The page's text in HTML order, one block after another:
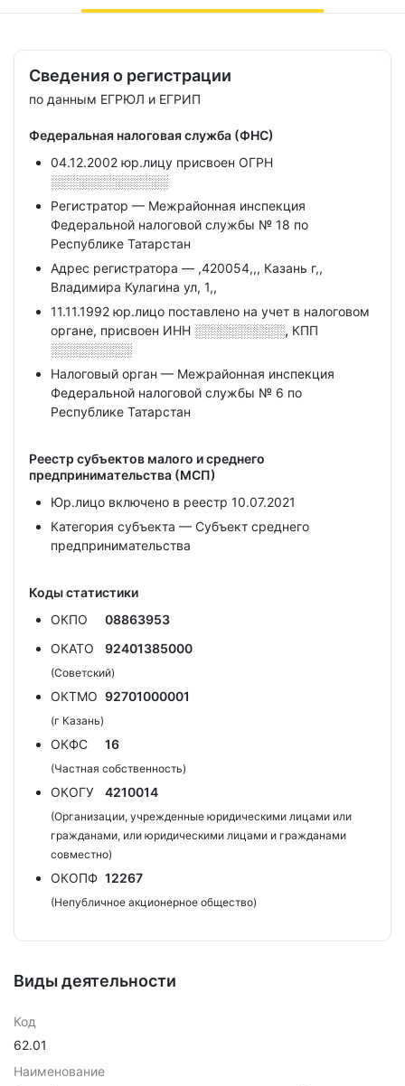
Сведения о регистрации
по данным ЕГРЮЛ и ЕГРИП
Федеральная налоговая служба (ФНС)
04.12.2002 юр.лицу присвоен ОГРН
░░░░░░░░░░░░░
Регистратор — Межрайонная инспекция
Федеральной налоговой службы № 18 по
Республике Татарстан
Адрес регистратора — ,420054,,, Казань г,,
Владимира Кулагина ул, 1,,
11.11.1992 юр.лицо поставлено на учет в налоговом
органе, присвоен ИНН ░░░░░░░░░░, КПП
░░░░░░░░░
Налоговый орган — Межрайонная инспекция
Федеральной налоговой службы № 6 по
Республике Татарстан
Реестр субъектов малого и среднего
предпринимательства (МСП)
Юр.лицо включено в реестр 10.07.2021
Категория субъекта — Субъект среднего
предпринимательства
Коды статистики
ОКПО
08863953
ОКАТО
92401385000
(Советский)
ОКТМО 92701000001
(г Казань)
ОКФС 16
(Частная собственность)
ОКОГУ 4210014
(Организации, учрежденные юридическими лицами или
гражданами, или юридическими лицами и гражданами
совместно)
ОКОПФ 12267
(Непубличное акционерное общество)
Виды деятельности
Код
62.01
Наименование